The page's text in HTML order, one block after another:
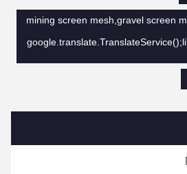
mining screen mesh,gravel screen